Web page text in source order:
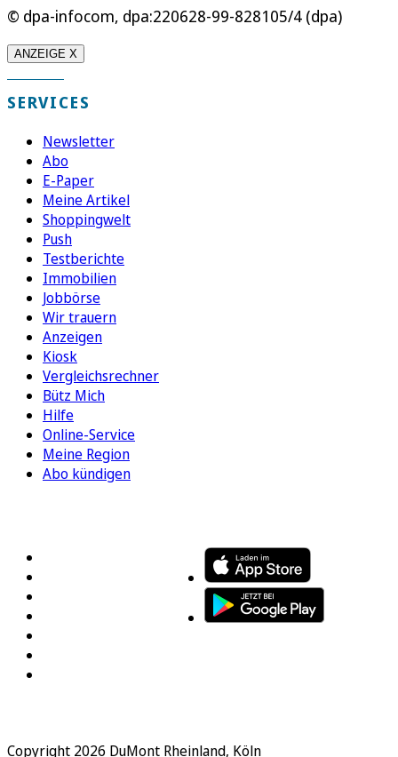
© dpa-infocom, dpa:220628-99-828105/4 (dpa)
ANZEIGE X
SERVICES
Newsletter
Abo
E-Paper
Meine Artikel
Shoppingwelt
Push
Testberichte
Immobilien
Jobbörse
Wir trauern
Anzeigen
Kiosk
Vergleichsrechner
Bütz Mich
Hilfe
Online-Service
Meine Region
Abo kündigen
Copyright 2026 DuMont Rheinland, Köln